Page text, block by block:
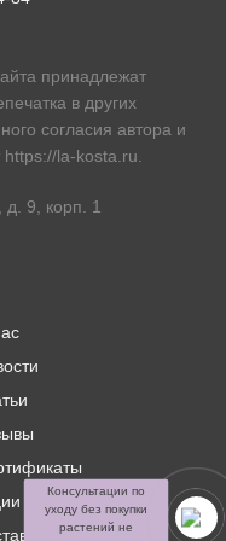
принадлежат
в других
согласия автора и
https://la-kosta.ru
д. 9, корп. 1
и скидки
и оплата
Консультации по
уходу без покупки
растений не